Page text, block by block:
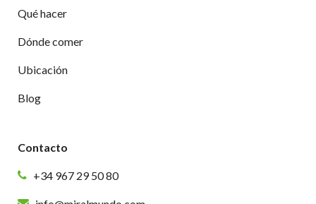
Qué hacer
Dónde comer
Ubicación
Blog
Contacto
+34 967 29 50 80